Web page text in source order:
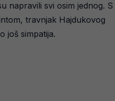
napravili svi osim jednog. S
travnjak Hajdukovog
još simpatija.